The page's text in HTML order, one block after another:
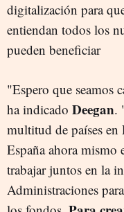
digitalización para
entiendan todos los
pueden beneficiar
"Espero que seamos
ha indicado Deegan.
multitud de países
España ahora mismo
trabajar juntos en la
Administraciones